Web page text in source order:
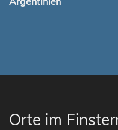
Orte im